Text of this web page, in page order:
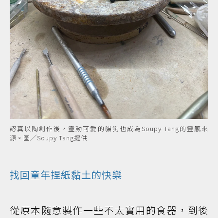
認真以陶創作後，靈動可愛的貓狗也成為Soupy Tang的靈感來
源。圖╱Soupy Tang提供
找回童年捏紙黏土的快樂
從原本隨意製作一些不太實用的食器，到後